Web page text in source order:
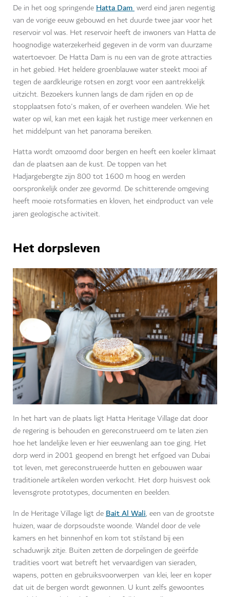
De in het oog springendeHatta Damwerd eind jaren negentig
van de vorige eeuw gebouwd en het duurde twee jaar voor het
reservoir vol was. Het reservoir heeft de inwoners van Hatta de
hoognodige waterzekerheid gegeven in de vorm van duurzame
watertoevoer. De Hatta Dam is nu een van de grote attracties
in het gebied. Het heldere groenblauwe water steekt mooi af
tegen de aardkleurige rotsen en zorgt voor een aantrekkelijk
uitzicht. Bezoekers kunnen langs de dam rijden en op de
stopplaatsen foto's maken, of er overheen wandelen. Wie het
water op wil, kan met een kajak het rustige meer verkennen en
het middelpunt van het panorama bereiken.
Hatta wordt omzoomd door bergen en heeft een koeler klimaat
dan de plaatsen aan de kust. De toppen van het
Hadjargebergte zijn 800 tot 1600 m hoog en werden
oorspronkelijk onder zee gevormd. De schitterende omgeving
heeft mooie rotsformaties en kloven, het eindproduct van vele
jaren geologische activiteit.
Het dorpsleven
In het hart van de plaats ligt Hatta Heritage Village dat door
de regering is behouden en gereconstrueerd om te laten zien
hoe het landelijke leven er hier eeuwenlang aan toe ging. Het
dorp werd in 2001 geopend en brengt het erfgoed van Dubai
tot leven, met gereconstrueerde hutten en gebouwen waar
traditionele artikelen worden verkocht. Het dorp huisvest ook
levensgrote prototypes, documenten en beelden.
In de Heritage Village ligt deBait Al Wali, een van de grootste
huizen, waar de dorpsoudste woonde. Wandel door de vele
kamers en het binnenhof en kom tot stilstand bij een
schaduwrijk zitje. Buiten zetten de dorpelingen de geërfde
tradities voort wat betreft het vervaardigen van sieraden,
wapens, potten en gebruiksvoorwerpen van klei, leer en koper
dat uit de bergen wordt gewonnen. U kunt zelfs gewoontes